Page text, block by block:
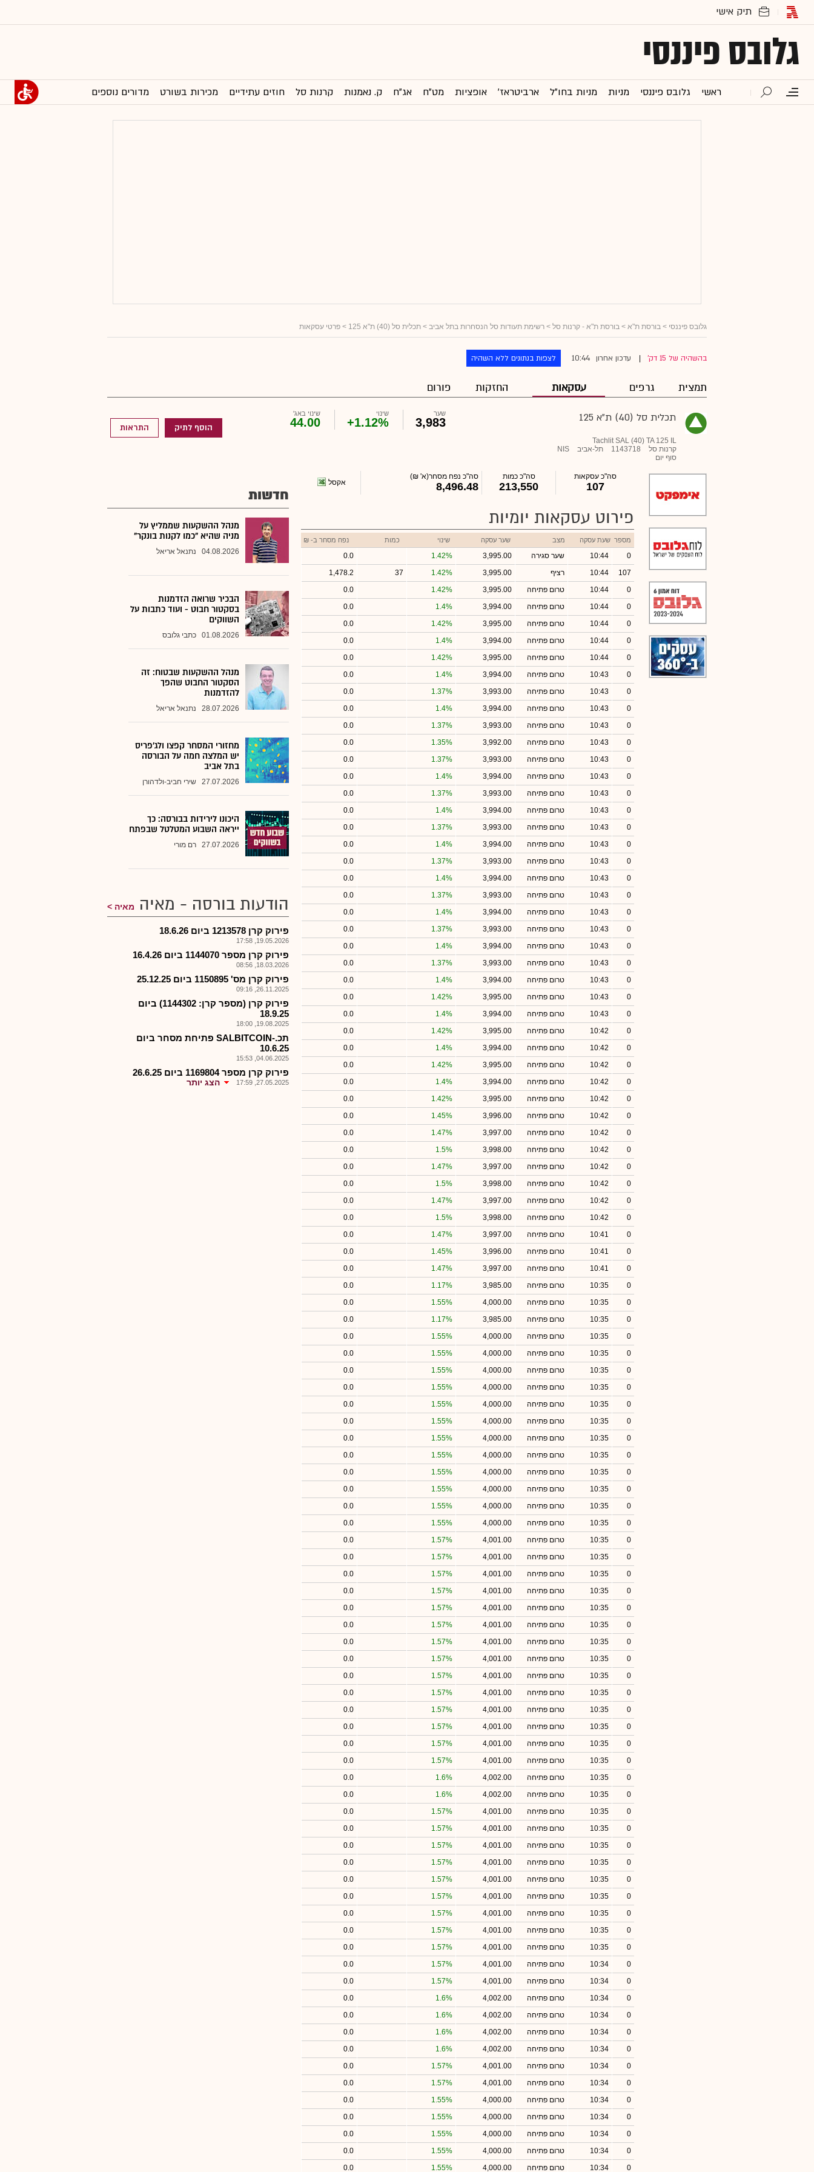
גלובס פיננסי
ראשי גלובס פיננסי מניות מניות בחו"ל ארביטראז' אופציות מט"ח אג"ח ק. נאמנות קרנות סל חוזים עתידיים מכירות בשורט מדורים נוספים
גלובס פיננסי > בורסת ת"א > בורסת ת"א - קרנות סל > רשימת תעודות סל הנסחרות בתל אביב > תכלית סל (40) ת"א 125 > פרטי עסקאות
בהשהיה של 15 דק' עדכון אחרון 10:44 לצפות בנתונים ללא השהיה
תמצית גרפים עסקאות החזקות פורום
תכלית סל (40) ת"א 125
Tachlit SAL (40) TA 125 IL
קרנות סל
1143718 תל-אביב
NIS
סוף יום
שער
3,983
שינוי
+1.12%
שינוי באג'
44.00 הוסף לתיק התראות
סה"כ עסקאות
107
סה"כ כמות
213,550
סה"כ נפח מסחר(א' ₪)
8,496.48 אקסל
פירוט עסקאות יומיות
מספר שעת עסקה מצב שער עסקה שינוי כמות נפח מסחר ב- ₪
0
10:44 שער סגירה 3,995.00
1.42%
0.0
107
10:44 רציף 3,995.00
1.42%
37
1,478.2
0
10:44 טרום פתיחה 3,995.00
1.42%
0.0
0
10:44 טרום פתיחה 3,994.00
1.4%
0.0
0
10:44 טרום פתיחה 3,995.00
1.42%
0.0
0
10:44 טרום פתיחה 3,994.00
1.4%
0.0
0
10:44 טרום פתיחה 3,995.00
1.42%
0.0
0
10:43 טרום פתיחה 3,994.00
1.4%
0.0
0
10:43 טרום פתיחה 3,993.00
1.37%
0.0
0
10:43 טרום פתיחה 3,994.00
1.4%
0.0
0
10:43 טרום פתיחה 3,993.00
1.37%
0.0
0
10:43 טרום פתיחה 3,992.00
1.35%
0.0
0
10:43 טרום פתיחה 3,993.00
1.37%
0.0
0
10:43 טרום פתיחה 3,994.00
1.4%
0.0
0
10:43 טרום פתיחה 3,993.00
1.37%
0.0
0
10:43 טרום פתיחה 3,994.00
1.4%
0.0
0
10:43 טרום פתיחה 3,993.00
1.37%
0.0
0
10:43 טרום פתיחה 3,994.00
1.4%
0.0
0
10:43 טרום פתיחה 3,993.00
1.37%
0.0
0
10:43 טרום פתיחה 3,994.00
1.4%
0.0
0
10:43 טרום פתיחה 3,993.00
1.37%
0.0
0
10:43 טרום פתיחה 3,994.00
1.4%
0.0
0
10:43 טרום פתיחה 3,993.00
1.37%
0.0
0
10:43 טרום פתיחה 3,994.00
1.4%
0.0
0
10:43 טרום פתיחה 3,993.00
1.37%
0.0
0
10:43 טרום פתיחה 3,994.00
1.4%
0.0
0
10:43 טרום פתיחה 3,995.00
1.42%
0.0
0
10:43 טרום פתיחה 3,994.00
1.4%
0.0
0
10:42 טרום פתיחה 3,995.00
1.42%
0.0
0
10:42 טרום פתיחה 3,994.00
1.4%
0.0
0
10:42 טרום פתיחה 3,995.00
1.42%
0.0
0
10:42 טרום פתיחה 3,994.00
1.4%
0.0
0
10:42 טרום פתיחה 3,995.00
1.42%
0.0
0
10:42 טרום פתיחה 3,996.00
1.45%
0.0
0
10:42 טרום פתיחה 3,997.00
1.47%
0.0
0
10:42 טרום פתיחה 3,998.00
1.5%
0.0
0
10:42 טרום פתיחה 3,997.00
1.47%
0.0
0
10:42 טרום פתיחה 3,998.00
1.5%
0.0
0
10:42 טרום פתיחה 3,997.00
1.47%
0.0
0
10:42 טרום פתיחה 3,998.00
1.5%
0.0
0
10:41 טרום פתיחה 3,997.00
1.47%
0.0
0
10:41 טרום פתיחה 3,996.00
1.45%
0.0
0
10:41 טרום פתיחה 3,997.00
1.47%
0.0
0
10:35 טרום פתיחה 3,985.00
1.17%
0.0
0
10:35 טרום פתיחה 4,000.00
1.55%
0.0
0
10:35 טרום פתיחה 3,985.00
1.17%
0.0
0
10:35 טרום פתיחה 4,000.00
1.55%
0.0
0
10:35 טרום פתיחה 4,000.00
1.55%
0.0
0
10:35 טרום פתיחה 4,000.00
1.55%
0.0
0
10:35 טרום פתיחה 4,000.00
1.55%
0.0
0
10:35 טרום פתיחה 4,000.00
1.55%
0.0
0
10:35 טרום פתיחה 4,000.00
1.55%
0.0
0
10:35 טרום פתיחה 4,000.00
1.55%
0.0
0
10:35 טרום פתיחה 4,000.00
1.55%
0.0
0
10:35 טרום פתיחה 4,000.00
1.55%
0.0
0
10:35 טרום פתיחה 4,000.00
1.55%
0.0
0
10:35 טרום פתיחה 4,000.00
1.55%
0.0
0
10:35 טרום פתיחה 4,000.00
1.55%
0.0
0
10:35 טרום פתיחה 4,001.00
1.57%
0.0
0
10:35 טרום פתיחה 4,001.00
1.57%
0.0
0
10:35 טרום פתיחה 4,001.00
1.57%
0.0
0
10:35 טרום פתיחה 4,001.00
1.57%
0.0
0
10:35 טרום פתיחה 4,001.00
1.57%
0.0
0
10:35 טרום פתיחה 4,001.00
1.57%
0.0
0
10:35 טרום פתיחה 4,001.00
1.57%
0.0
0
10:35 טרום פתיחה 4,001.00
1.57%
0.0
0
10:35 טרום פתיחה 4,001.00
1.57%
0.0
0
10:35 טרום פתיחה 4,001.00
1.57%
0.0
0
10:35 טרום פתיחה 4,001.00
1.57%
0.0
0
10:35 טרום פתיחה 4,001.00
1.57%
0.0
0
10:35 טרום פתיחה 4,001.00
1.57%
0.0
0
10:35 טרום פתיחה 4,001.00
1.57%
0.0
0
10:35 טרום פתיחה 4,002.00
1.6%
0.0
0
10:35 טרום פתיחה 4,002.00
1.6%
0.0
0
10:35 טרום פתיחה 4,001.00
1.57%
0.0
0
10:35 טרום פתיחה 4,001.00
1.57%
0.0
0
10:35 טרום פתיחה 4,001.00
1.57%
0.0
0
10:35 טרום פתיחה 4,001.00
1.57%
0.0
0
10:35 טרום פתיחה 4,001.00
1.57%
0.0
0
10:35 טרום פתיחה 4,001.00
1.57%
0.0
0
10:35 טרום פתיחה 4,001.00
1.57%
0.0
0
10:35 טרום פתיחה 4,001.00
1.57%
0.0
0
10:35 טרום פתיחה 4,001.00
1.57%
0.0
0
10:34 טרום פתיחה 4,001.00
1.57%
0.0
0
10:34 טרום פתיחה 4,001.00
1.57%
0.0
0
10:34 טרום פתיחה 4,002.00
1.6%
0.0
0
10:34 טרום פתיחה 4,002.00
1.6%
0.0
0
10:34 טרום פתיחה 4,002.00
1.6%
0.0
0
10:34 טרום פתיחה 4,002.00
1.6%
0.0
0
10:34 טרום פתיחה 4,001.00
1.57%
0.0
0
10:34 טרום פתיחה 4,001.00
1.57%
0.0
0
10:34 טרום פתיחה 4,000.00
1.55%
0.0
0
10:34 טרום פתיחה 4,000.00
1.55%
0.0
0
10:34 טרום פתיחה 4,000.00
1.55%
0.0
0
10:34 טרום פתיחה 4,000.00
1.55%
0.0
0
10:34 טרום פתיחה 4,000.00
1.55%
0.0
חדשות
מנהל ההשקעות שממליץ על
מניה שהיא "כמו לקנות בונקר"
04.08.2026 נתנאל אריאל
הבכיר שרואה הזדמנות
בסקטור חבוט - ועוד כתבות על
השווקים
01.08.2026 כתבי גלובס
מנהל ההשקעות שבטוח: זה
הסקטור החבוט שהפך
להזדמנות
28.07.2026 נתנאל אריאל
מחזורי המסחר קפצו ולג'פריס
יש המלצה חמה על הבורסה
בתל אביב
27.07.2026 שירי חביב-ולדהורן
היכונו לירידות בבורסה: כך
ייראה השבוע המטלטל שבפתח
27.07.2026 רם מורי
הודעות בורסה - מאיה מאיה
פירוק קרן 1213578 ביום 18.6.26
19.05.2026, 17:58
פירוק קרן מספר 1144070 ביום 16.4.26
18.03.2026, 08:56
פירוק קרן מס' 1150895 ביום 25.12.25
26.11.2025, 09:16
פירוק קרן (מספר קרן: 1144302) ביום
18.9.25
19.08.2025, 18:00
תכ.-SALBITCOIN פתיחת מסחר ביום
10.6.25
04.06.2025, 15:53
פירוק קרן מספר 1169804 ביום 26.6.25
27.05.2025, 17:59 הצג יותר